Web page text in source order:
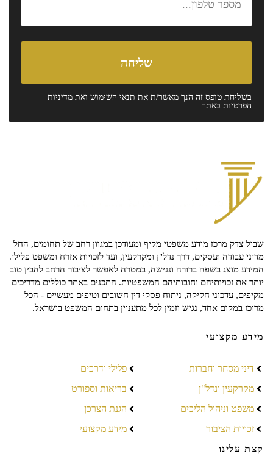
בשליחת טופס זה הנך מאשר/ת את תנאי השימוש ואת מדיניות
הפרטיות באתר.
שביל צדק מרכז מידע משפטי מקיף ומעודכן במגוון רחב של תחומים, החל
מדיני עבודה ועסקים, דרך נדל"ן ומקרקעין, ועד לזכויות אזרח ומשפט פלילי.
המידע מוצג בשפה ברורה ונגישה, במטרה לאפשר לציבור הרחב להבין טוב
יותר את זכויותיהם וחובותיהם המשפטיות. התכנים באתר כוללים מדריכים
מקיפים, עדכוני חקיקה, ניתוח פסקי דין חשובים וטיפים מעשיים - הכל
מרוכז במקום אחד, נגיש וזמין לכל מתעניין בתחום המשפט בישראל.
מידע מקצועי
דיני מסחר וחברות
מקרקעין ונדל"ן
משפט וניהול הליכים
זכויות הציבור
פלילי ודרכים
בריאות וספורט
הגנת הצרכן
מידע מקצועי
קצת עלינו